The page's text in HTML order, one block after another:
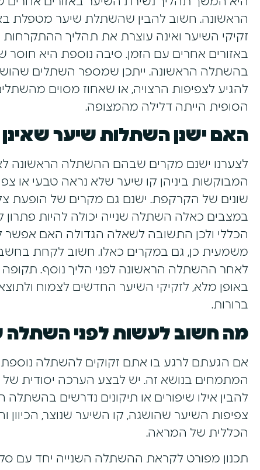
הראשונה. חשוב להבין שהשתלת שיער מטפלת
זקיקי השיער ואינה עוצרת את תהליך
באזורים אחרים עם הזמן. סיבה נוספת היא חוסר
בהשתלה הראשונה. ייתכן שמספר השתלים
להגיע לצפיפות הרצויה, או שאחוז מסוים
הסופית הייתה דלילה מהמצופה.
האם ישנן השתלות שיער
לצערנו ישנם מקרים שבהם ההשתלה הראשונה
המבוקשות ביניהן קו שיער שלא נראה טבעי או
שונים של הקרקפת. ישנם גם מקרים של הופעת
במצבים כאלה השתלה שנייה יכולה להיות פתרון
הכללי ולכן התשובה לשאלה הגדולה האם
לאחר ההשתלה הראשונה לפני הליך נוסף.
באופן מלא, לזקיקי השיער החדשים לצמוח
ברורות.
מה חשוב לעשות לפני השתלה
אם הגעתם לרגע בו אתם זקוקים להשתלה נוספת
המתמחים בנושא זה. יש לבצע הערכה יסודית
להבין אילו שיפורים או תיקונים נדרשים בהשתלה
צפיפות השיער שהושגה, קו השיער שנוצר, הכיוון
הכללית של המראה.
תכנון מפורט לקראת ההשתלה השנייה יחד עם